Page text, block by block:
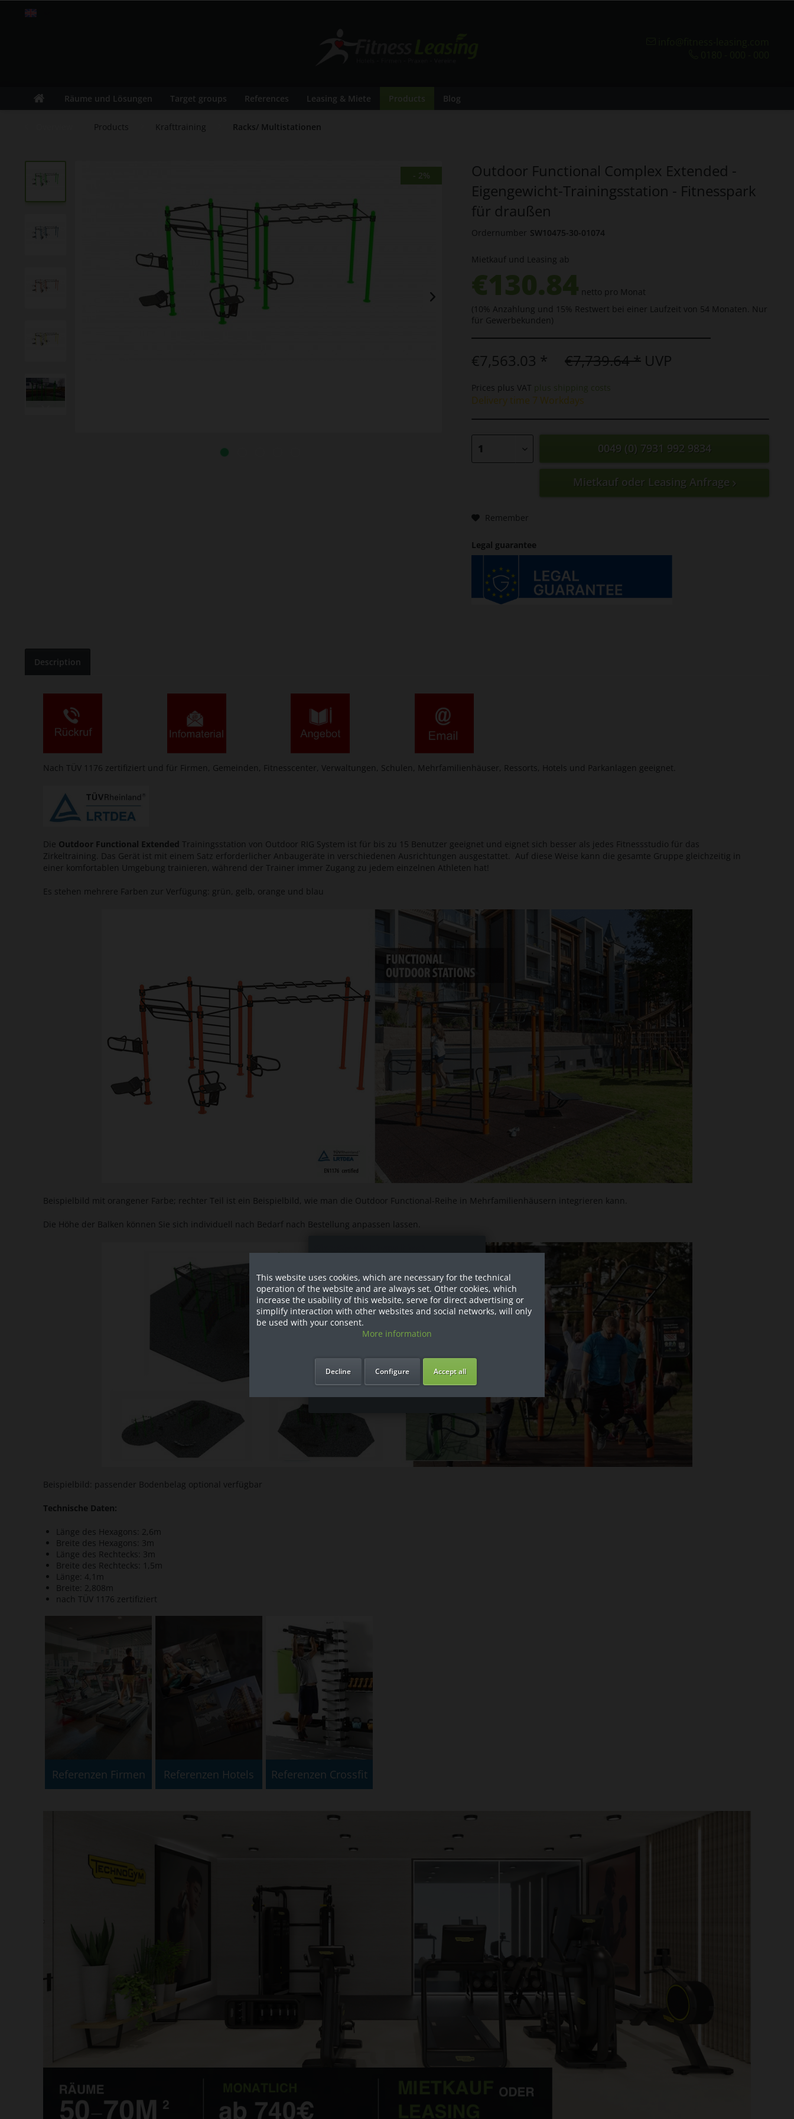
Räume und Lösungen Target groups References Leasing & Miete Products Blog
Products Krafttraining Racks/ Multistationen
- 2%
Outdoor Functional Complex Extended -
Eigengewicht-Trainingsstation - Fitnesspark
für draußen
Ordernumber SW10475-30-01074
Mietkauf und Leasing ab
€130.84 netto pro Monat
(10% Anzahlung und 15% Restwert bei einer Laufzeit von 54 Monaten. Nur
für Gewerbekunden)
€7,563.03 * €7,739.64 * UVP
Prices plus VAT plus shipping costs
Delivery time 7 Workdays
0049 (0) 7931 992 9834
Mietkauf oder Leasing Anfrage
Remember
Legal guarantee
Description
Nach TÜV 1176 zertifiziert und für Firmen, Gemeinden, Fitnesscenter, Verwaltungen, Schulen, Mehrfamilienhäuser, Ressorts, Hotels und Parkanlagen geeignet.
Die Outdoor Functional Extended Trainingsstation von Outdoor RIG System ist für bis zu 15 Benutzer geeignet und eignet sich besser als jedes Fitnessstudio für das
Zirkeltraining. Das Gerät ist mit einem Satz erforderlicher Anbaugeräte in verschiedenen Ausrichtungen ausgestattet. Auf diese Weise kann die gesamte Gruppe gleichzeitig in
einer komfortablen Umgebung trainieren, während der Trainer immer Zugang zu jedem einzelnen Athleten hat!
Es stehen mehrere Farben zur Verfügung: grün, gelb, orange und blau
Beispielbild mit orangener Farbe; rechter Teil ist ein Beispielbild, wie man die Outdoor Functional-Reihe in Mehrfamilienhäusern integrieren kann.
Die Höhe der Balken können Sie sich individuell nach Bedarf nach Bestellung anpassen lassen.
Beispielbild: passender Bodenbelag optional verfügbar
Technische Daten:
Länge des Hexagons: 2,6m
Breite des Hexagons: 3m
Länge des Rechtecks: 3m
Breite des Rechtecks: 1,5m
Länge: 4,1m
Breite: 2,808m
nach TÜV 1176 zertifiziert
Referenzen Firmen Referenzen Hotels Referenzen Crossfit
This website uses cookies, which are necessary for the technical
operation of the website and are always set. Other cookies, which
increase the usability of this website, serve for direct advertising or
simplify interaction with other websites and social networks, will only
be used with your consent.
More information
Decline Accept all
Configure
Dies ist ein Händler Shop, Preise
werden in NETTO ausgespielt!
Ja ich bin eine Firma